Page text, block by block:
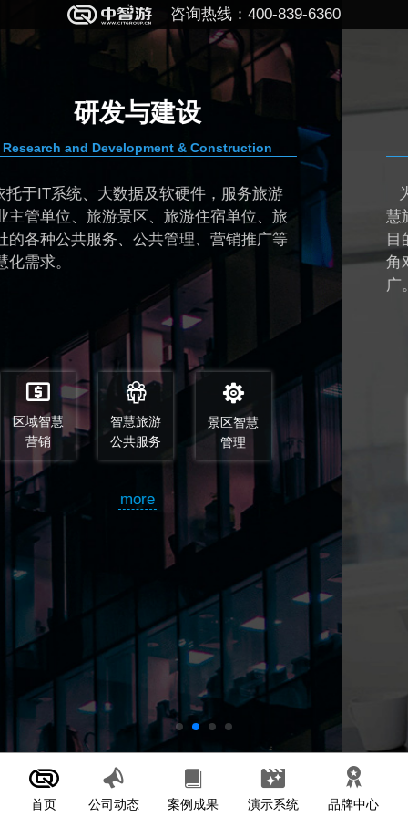
咨询热线：400-839-6360
首页 公司动态 案例成果 演示系统 品牌中心
务旅游
单位、旅
销推广等
智慧
规划与顾问
PLANNING & CONSULTING
为各级旅游主管单位和目的地管
慧旅游的规划、设计、顾问和监理
目的地经营管理者从大数据视角和“
角对目的地进行智慧化管理和运营
广。
智慧旅游
规划
智慧旅游